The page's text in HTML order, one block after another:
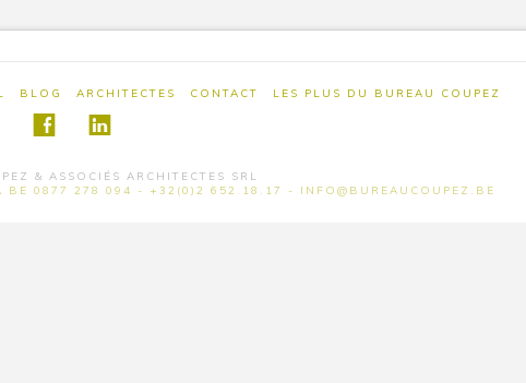
BLOG ARCHITECTES CONTACT LES PLUS DU BUREAU COUPEZ
& ASSOCIÉS ARCHITECTES SRL
BE 0877 278 094 - +32(0)2 652.18.17 - INFO@BUREAUCOUPEZ.BE